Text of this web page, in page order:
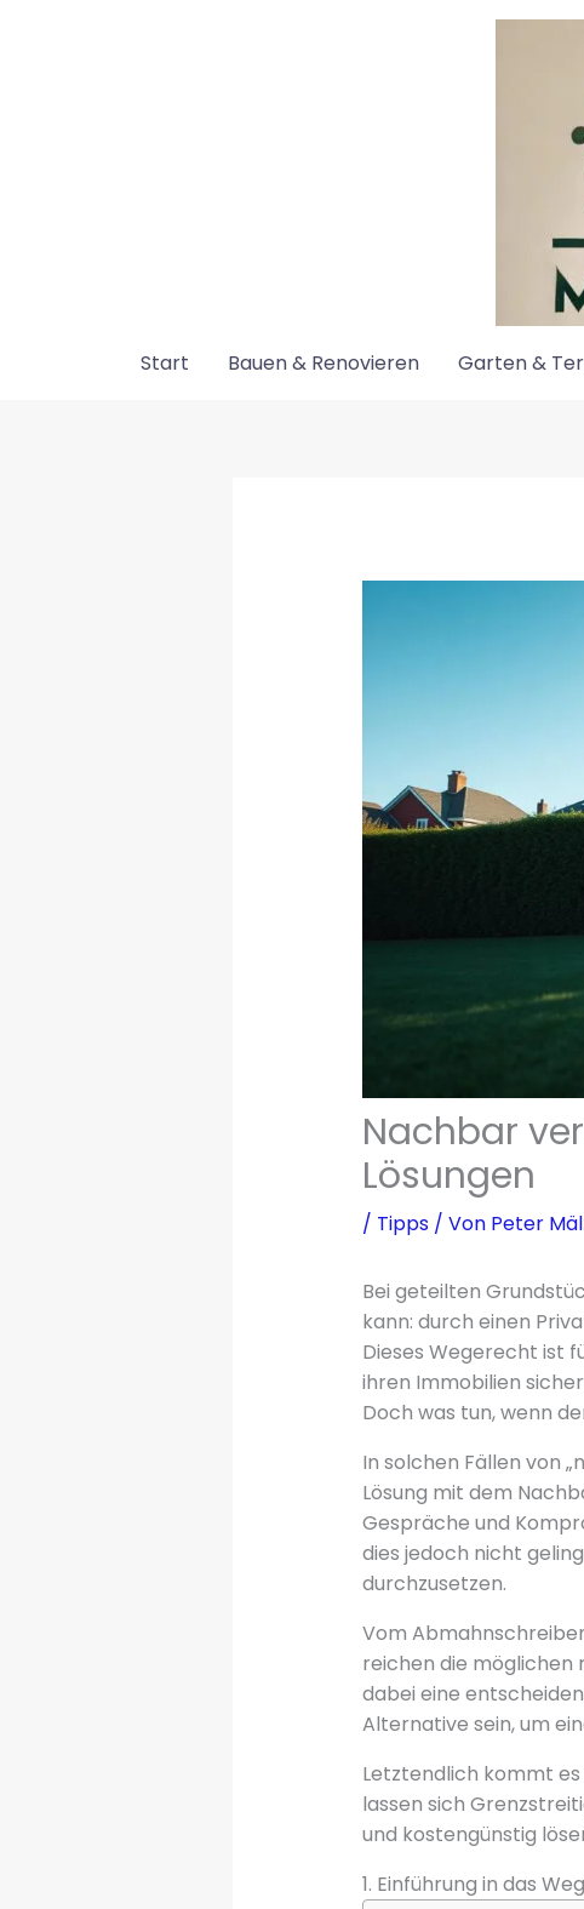
Start Bauen & Renovieren Garten &
Nachbar
Lösungen
/ Tipps/ Von Peter
Bei geteilten
kann: durch einen
Dieses Wegerecht ist
ihren Immobilien
Doch was tun, wenn
In solchen Fällen von
Lösung mit dem
Gespräche und
dies jedoch nicht
durchzusetzen.
Vom
reichen die möglichen
dabei eine
Alternative sein, um
Letztendlich kommt
lassen sich
und kostengünstig
1. Einführung in das